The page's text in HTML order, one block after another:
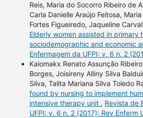
Reis, Maria do Socorro Ribeiro de
Carla Danielle Araújo Feitosa,
Fortes Figueiredo, Jaqueline
Elderly women assisted in primary
sociodemographic and economic
Enfermagem da UFPI: v. 6 n. 2
Kaiomakx Renato Assunção
Borges, Joisireny Alliny Silva
Silva, Talita Mariana Silva Toledo
found by nursing to implement
intensive therapy unit , Revista de
UFPI: v. 6 n. 2 (2017): Rev Enferm